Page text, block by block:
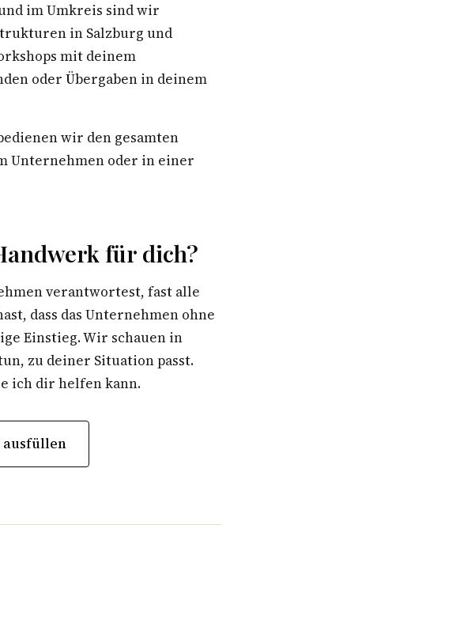
im Umkreis sind wir
in Salzburg und
mit deinem
oder Übergaben in deinem
wir den gesamten
Unternehmen oder in einer
für dich?
verantwortest, fast alle
dass das Unternehmen ohne
Einstieg. Wir schauen in
zu deiner Situation passt.
ich dir helfen kann.